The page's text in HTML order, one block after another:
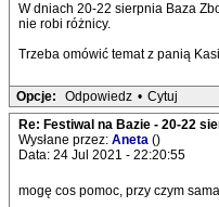
W dniach 20-22 sierpnia Baza
nie robi różnicy.
Trzeba omówić temat z panią
Opcje: Odpowiedz • Cytuj
Re: Festiwal na Bazie - 20-22
Wysłane przez: Aneta ()
Data: 24 Jul 2021 - 22:20:55
mogę cos pomoc, przy czym